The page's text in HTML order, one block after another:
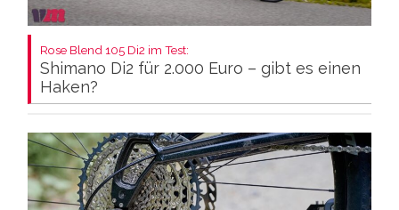
Rose Blend 105 Di2 im Test:
Shimano Di2 für 2.000 Euro – gibt es einen
Haken?